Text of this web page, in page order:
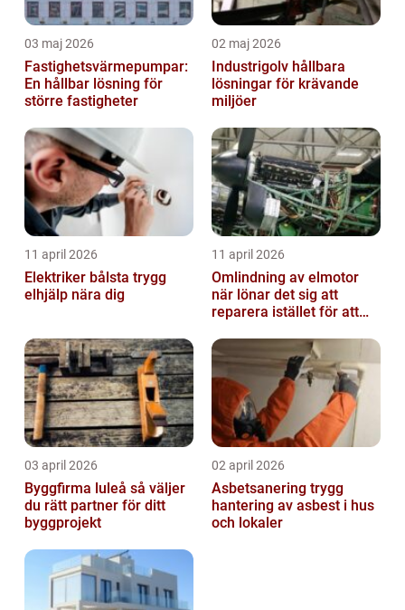
03 maj 2026
Fastighetsvärmepumpar:
En hållbar lösning för
större fastigheter
02 maj 2026
Industrigolv hållbara
lösningar för krävande
miljöer
11 april 2026
Elektriker bålsta trygg
elhjälp nära dig
11 april 2026
Omlindning av elmotor
när lönar det sig att
reparera istället för att
03 april 2026
Byggfirma luleå så väljer
du rätt partner för ditt
byggprojekt
02 april 2026
Asbetsanering trygg
hantering av asbest i hus
och lokaler